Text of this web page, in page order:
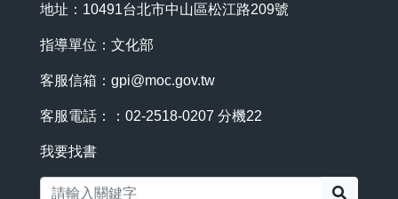
地址：10491台北市中山區松江路209號
指導單位：文化部
客服信箱： gpi@moc.gov.tw
客服電話：：02-2518-0207 分機22
我要找書